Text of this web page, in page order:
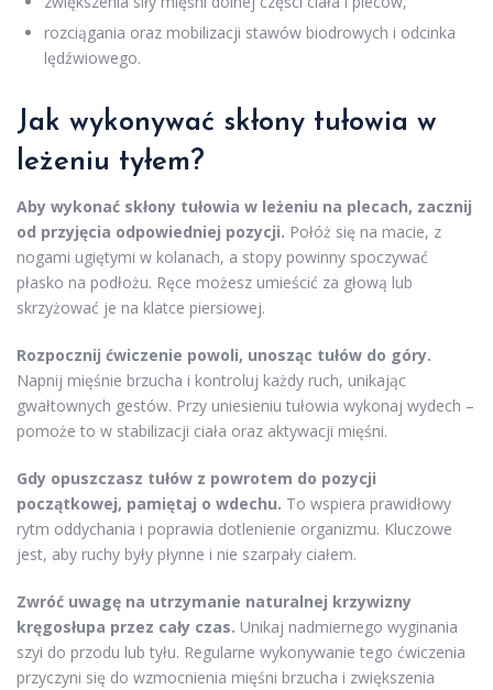
rozciągania oraz mobilizacji stawów biodrowych i odcinka
lędźwiowego.
Jak wykonywać skłony tułowia w
leżeniu tyłem?
Aby wykonać skłony tułowia w leżeniu na plecach, zacznij
od przyjęcia odpowiedniej pozycji. Połóż się na macie, z
nogami ugiętymi w kolanach, a stopy powinny spoczywać
płasko na podłożu. Ręce możesz umieścić za głową lub
skrzyżować je na klatce piersiowej.
Rozpocznij ćwiczenie powoli, unosząc tułów do góry.
Napnij mięśnie brzucha i kontroluj każdy ruch, unikając
gwałtownych gestów. Przy uniesieniu tułowia wykonaj wydech –
pomoże to w stabilizacji ciała oraz aktywacji mięśni.
Gdy opuszczasz tułów z powrotem do pozycji
początkowej, pamiętaj o wdechu. To wspiera prawidłowy
rytm oddychania i poprawia dotlenienie organizmu. Kluczowe
jest, aby ruchy były płynne i nie szarpały ciałem.
Zwróć uwagę na utrzymanie naturalnej krzywizny
kręgosłupa przez cały czas. Unikaj nadmiernego wyginania
szyi do przodu lub tyłu. Regularne wykonywanie tego ćwiczenia
przyczyni się do wzmocnienia mięśni brzucha i zwiększenia